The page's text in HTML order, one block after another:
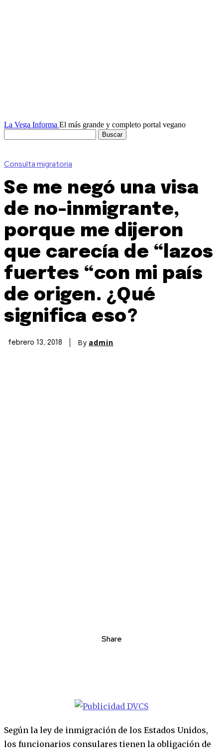
La Vega Informa El más grande y completo portal vegano
Consulta migratoria
Se me negó una visa
de no-inmigrante,
porque me dijeron
que carecía de “lazos
fuertes “con mi país
de origen. ¿Qué
significa eso?
febrero 13, 2018 By admin
Share
Según la ley de inmigración de los Estados Unidos,
los funcionarios consulares tienen la obligación de